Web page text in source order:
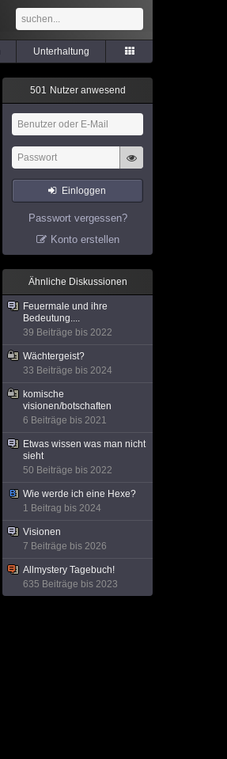
Unterhaltung
501 Nutzer anwesend
Einloggen
Passwort vergessen?
Konto erstellen
Ähnliche Diskussionen
Feuermale und ihre
Bedeutung....
39 Beiträge bis 2022
Wächtergeist?
33 Beiträge bis 2024
komische
visionen/botschaften
6 Beiträge bis 2021
Etwas wissen was man nicht
sieht
50 Beiträge bis 2022
Wie werde ich eine Hexe?
1 Beitrag bis 2024
Visionen
7 Beiträge bis 2026
Allmystery Tagebuch!
635 Beiträge bis 2023